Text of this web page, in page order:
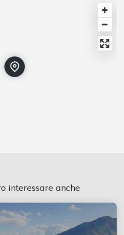
interessare anche